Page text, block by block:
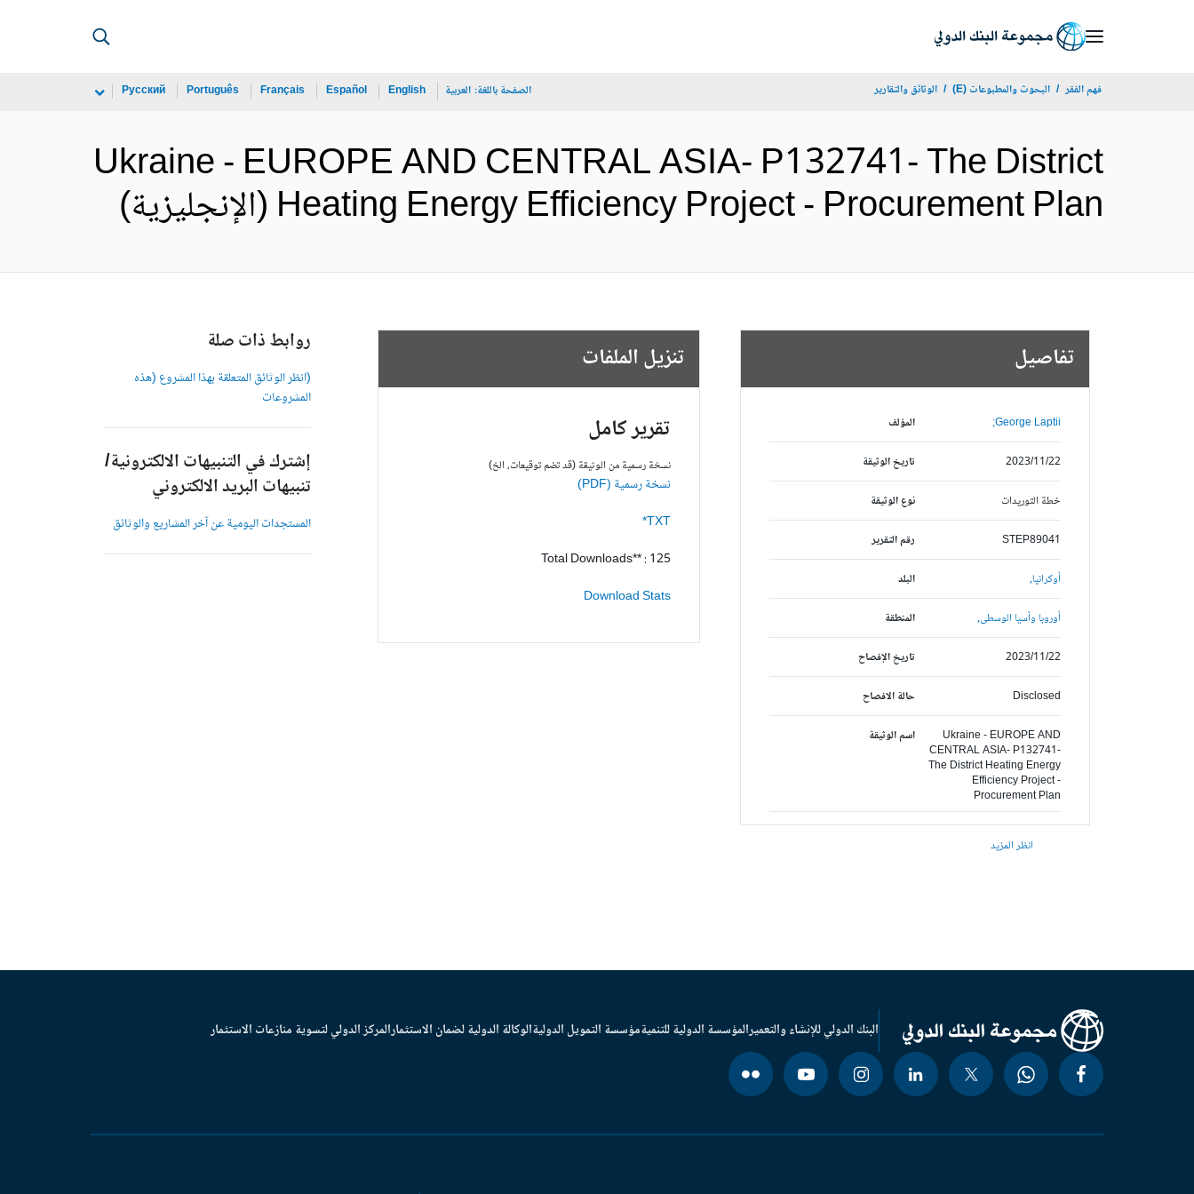
فهم الفقر البحوث والمطبوعات (E) الوثائق والتقارير الصفحة باللغة: العربية English
Español
Français
Português
Русский
Ukraine - EUROPE AND CENTRAL ASIA- P132741- The District
Heating Energy Efficiency Project - Procurement Plan (الإنجليزية)
تفاصيل
المؤلف George Laptii;
تاريخ الوثيقة 2023/11/22
نوع الوثيقة خطة التوريدات
رقم التقرير STEP89041
البلد أوكرانيا,
المنطقة أوروبا وآسيا الوسطى,
تاريخ الإفصاح 2023/11/22
حالة الافصاح Disclosed
اسم الوثيقة
Ukraine - EUROPE AND
CENTRAL ASIA- P132741-
The District Heating Energy
Efficiency Project -
Procurement Plan
انظر المزيد
تنزيل الملفات
تقرير كامل
نسخة رسمية من الوثيقة (قد تضم توقيعات، الخ)
نسخة رسمية (PDF)
TXT*
Total Downloads** : 125
Download Stats
روابط ذات صلة
(انظر الوثائق المتعلقة بهذا المشروع (هذه
المشروعات
إشترك في التنبيهات الالكترونية/
تنبيهات البريد الالكتروني
المستجدات اليومية عن آخر المشاريع والوثائق
البنك الدولي للإنشاء والتعميرالمؤسسة الدولية للتنميةمؤسسة التمويل الدوليةالوكالة الدولية لضمان الاستثمارالمركز الدولي لتسوية منازعات الاستثمار